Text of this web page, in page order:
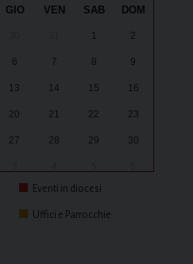
GIO VEN SAB DOM
1 2
6 7 8 9
13 14 15 16
20 21 22 23
27 28 29 30
Eventi in diocesi
Uffici e Parrocchie